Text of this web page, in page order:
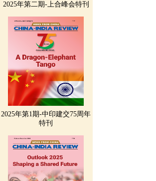
2025年第二期-上合峰会特刊
2025年第1期-中印建交75周年
特刊